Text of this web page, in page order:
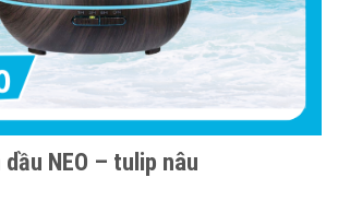
NEO – tulip nâu